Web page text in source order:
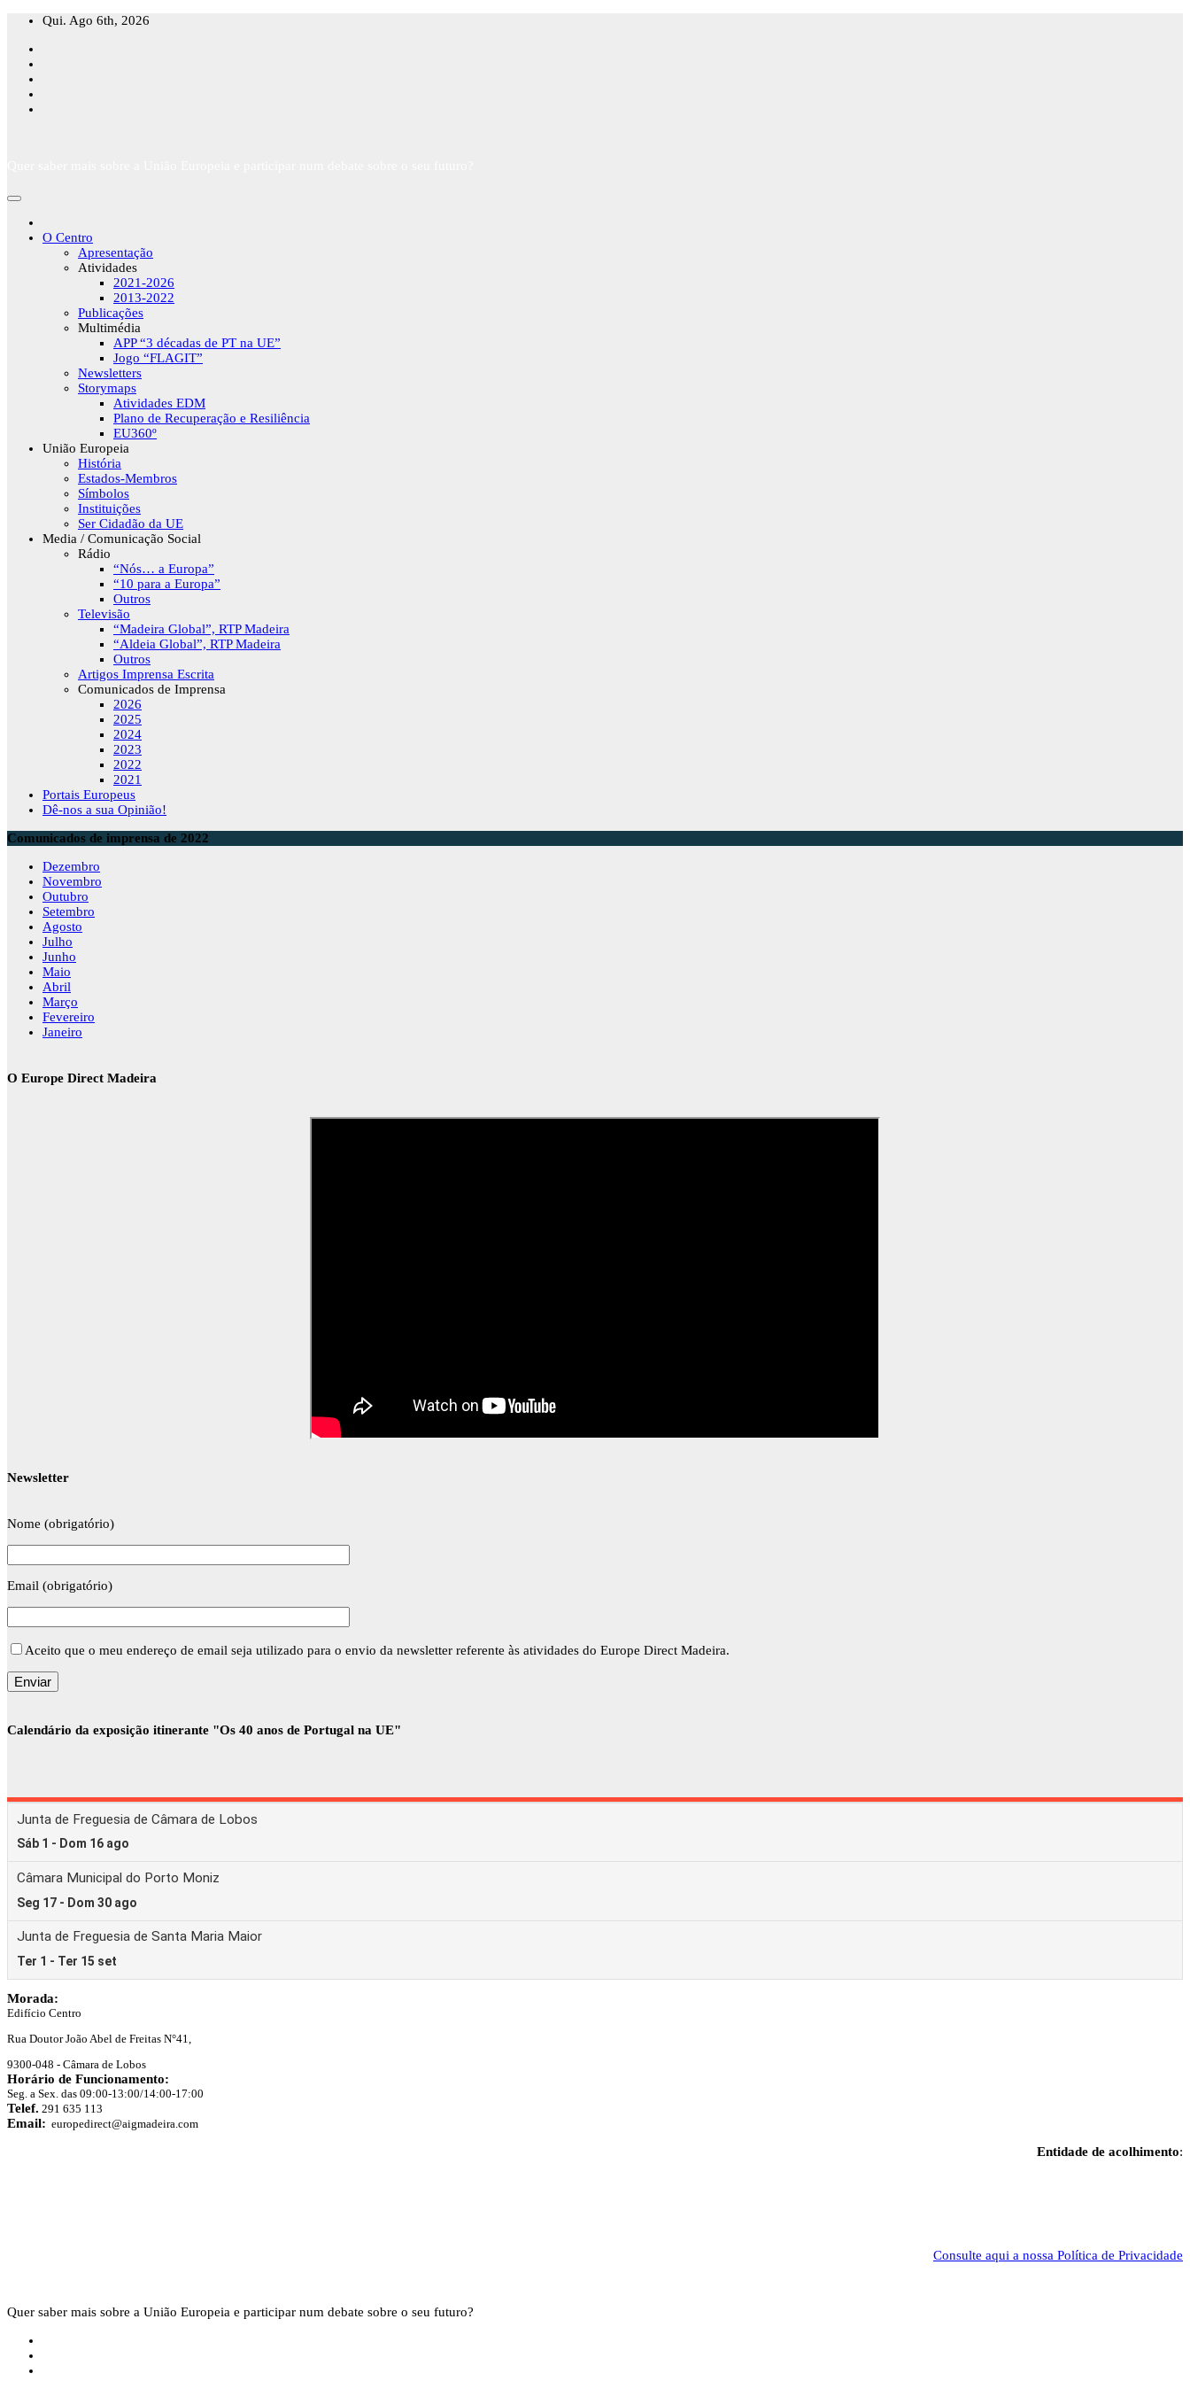
Skip
content
Qui. Ago 6th, 2026
O Centro
Apresentação
Atividades
2021-2026
2013-2022
Publicações
Multimédia
APP “3 décadas de PT na UE”
Jogo “FLAGIT”
Newsletters
Storymaps
Atividades EDM
Plano de Recuperação e Resiliência
EU360º
União Europeia
História
Estados-Membros
Símbolos
Instituições
Ser Cidadão da UE
Media / Comunicação Social
Rádio
“Nós… a Europa”
“10 para a Europa”
Outros
Televisão
“Madeira Global”, RTP Madeira
“Aldeia Global”, RTP Madeira
Outros
Artigos Imprensa Escrita
Comunicados de Imprensa
2026
2025
2024
2023
2022
2021
Portais Europeus
Dê-nos a sua Opinião!
Comunicados de imprensa de 2022
Dezembro
Novembro
Outubro
Setembro
Agosto
Julho
Junho
Maio
Abril
Março
Fevereiro
Janeiro
O Europe Direct Madeira
Newsletter
Nome (obrigatório)
Email (obrigatório)
Aceito que o meu endereço de email seja utilizado para o envio da newsletter referente às atividades do Europe Direct Madeira.
Calendário da exposição itinerante "Os 40 anos de Portugal na UE"
Morada:
Edifício Centro
Rua Doutor João Abel de Freitas N°41,
9300-048 - Câmara de Lobos
Horário de Funcionamento:
Seg. a Sex. das 09:00-13:00/14:00-17:00
Telef. 291 635 113
Email: europedirect@aigmadeira.com
Entidade de acolhimento:
Consulte aqui a nossa Política de Privacidade
Quer saber mais sobre a União Europeia e participar num debate sobre o seu futuro?